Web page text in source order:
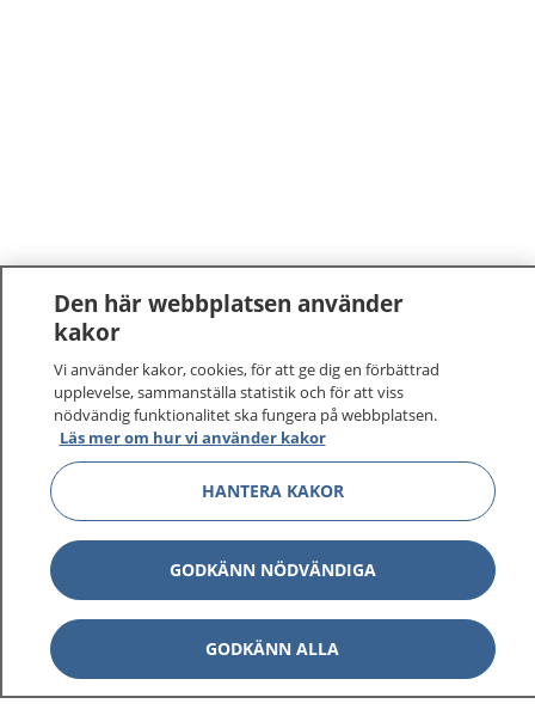
Den här webbplatsen använder
kakor
Vi använder kakor, cookies, för att ge dig en förbättrad
upplevelse, sammanställa statistik och för att viss
nödvändig funktionalitet ska fungera på webbplatsen.
Läs mer om hur vi använder kakor
HANTERA KAKOR
GODKÄNN NÖDVÄNDIGA
GODKÄNN ALLA